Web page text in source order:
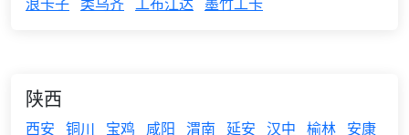
陕西
西安 铜川 宝鸡 咸阳 渭南 延安 汉中 榆林 安康